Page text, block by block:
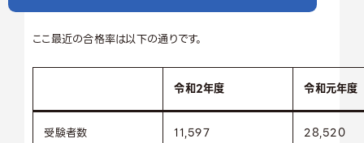
ここ最近の合格率は以下の通りです。
令和2年度 令和元年度
受験者数 11,597 28,520